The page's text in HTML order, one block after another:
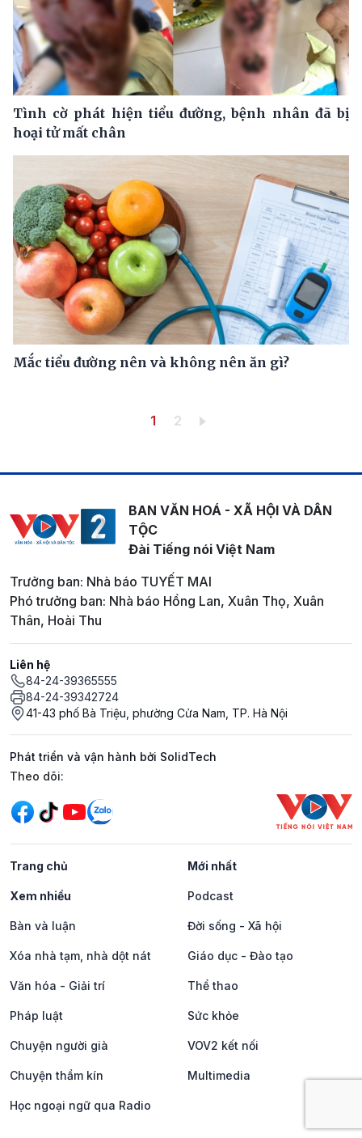
Tình cờ phát hiện tiểu đường, bệnh nhân đã bị
hoại tử mất chân
Mắc tiểu đường nên và không nên ăn gì?
Trang hiện thời
1 Trang
2
BAN VĂN HOÁ - XÃ HỘI VÀ DÂN
TỘC
Đài Tiếng nói Việt Nam
Trưởng ban: Nhà báo TUYẾT MAI
Phó trưởng ban: Nhà báo Hồng Lan, Xuân Thọ, Xuân
Thân, Hoài Thu
Liên hệ
84-24-39365555
84-24-39342724
41-43 phố Bà Triệu, phường Cửa Nam, TP. Hà Nội
Phát triển và vận hành bởi SolidTech
Mạng xã hội
Theo dõi:
Trang chủ Mới nhất
Xem nhiều Podcast
Bàn và luận Đời sống - Xã hội
Xóa nhà tạm, nhà dột nát Giáo dục - Đào tạo
Văn hóa - Giải trí Thể thao
Pháp luật Sức khỏe
Chuyện người già VOV2 kết nối
Chuyện thầm kín Multimedia
Học ngoại ngữ qua Radio